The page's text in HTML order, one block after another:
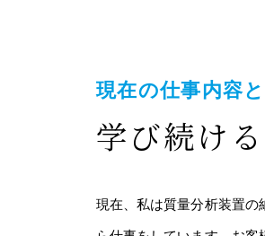
現在の仕事内容
学び続け
現在、私は質量分析装置の